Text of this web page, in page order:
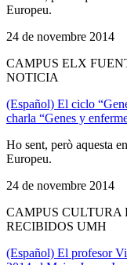
Europeu.
24 de novembre 2014
CAMPUS ELX
NOTICIA
(Español) El ciclo
charla “Genes y
Ho sent, però aquesta
Europeu.
24 de novembre 2014
CAMPUS CULTURA
RECIBIDOS UMH
(Español) El profesor